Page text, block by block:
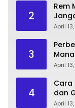
2
Rem
April
3
April
4
Cara
dan
April